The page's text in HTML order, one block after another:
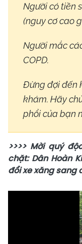
Người có tiền
(nguy cơ cao
Người mắc
COPD.
Đừng đợi đến
khám. Hãy
phổi của bạn
>>>> Mời quý
chặt: Dân Hoàn
đổi xe xăng sang